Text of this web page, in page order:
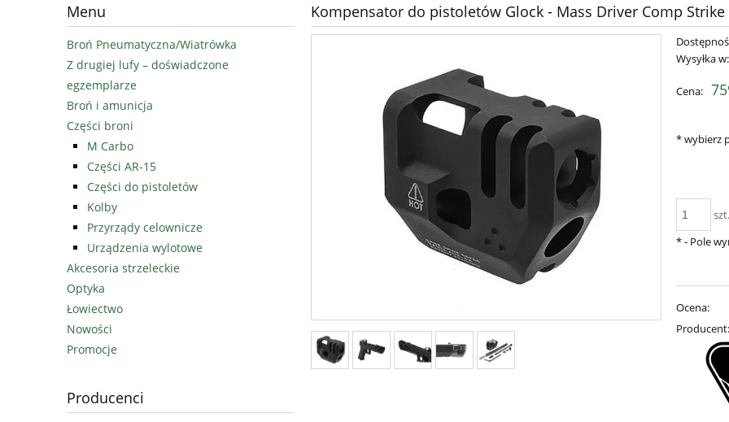
Menu
Broń Pneumatyczna/Wiatrówka
Z drugiej lufy – doświadczone
egzemplarze
Broń i amunicja
Części broni
M Carbo
Części AR-15
Części do pistoletów
Kolby
Przyrządy celownicze
Urządzenia wylotowe
Akcesoria strzeleckie
Optyka
Łowiectwo
Nowości
Promocje
Producenci
Kompensator do pistoletów Glock - Mass Driver Comp
Wysyłka w:
Cena:
*wybierz
szt.
*- Pole
Ocena:
Producent: